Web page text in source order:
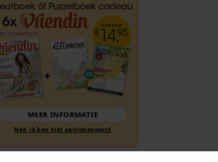
MEER INFORMATIE
Nee, ik ben niet geïnteresseerd